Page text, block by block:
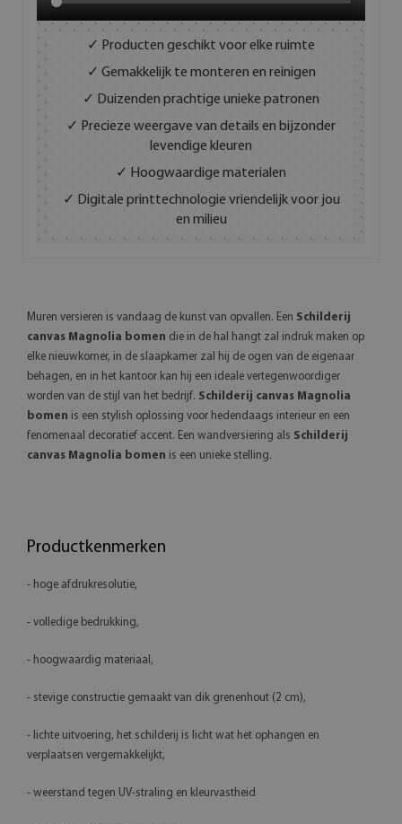
✓ Producten geschikt voor elke ruimte
✓ Gemakkelijk te monteren en reinigen
✓ Duizenden prachtige unieke patronen
✓ Precieze weergave van details en bijzonder
levendige kleuren
✓ Hoogwaardige materialen
✓ Digitale printtechnologie vriendelijk voor jou
en milieu
Muren versieren is vandaag de kunst van opvallen. Een Schilderij
canvas Magnolia bomen die in de hal hangt zal indruk maken op
elke nieuwkomer, in de slaapkamer zal hij de ogen van de eigenaar
behagen, en in het kantoor kan hij een ideale vertegenwoordiger
worden van de stijl van het bedrijf. Schilderij canvas Magnolia
bomen is een stylish oplossing voor hedendaags interieur en een
fenomenaal decoratief accent. Een wandversiering als Schilderij
canvas Magnolia bomen is een unieke stelling.
Productkenmerken
- hoge afdrukresolutie,
- volledige bedrukking,
- hoogwaardig materiaal,
- stevige constructie gemaakt van dik grenenhout (2 cm),
- lichte uitvoering, het schilderij is licht wat het ophangen en
verplaatsen vergemakkelijkt,
- weerstand tegen UV-straling en kleurvastheid